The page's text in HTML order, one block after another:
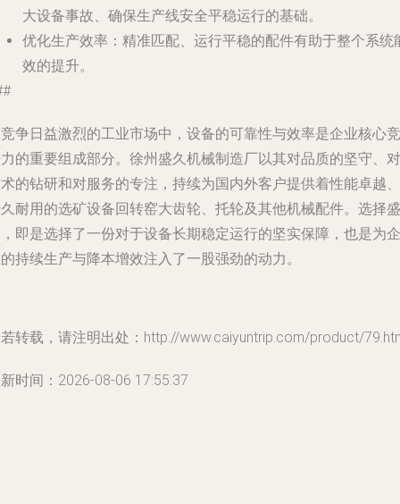
大设备事故、确保生产线安全平稳运行的基础。
优化生产效率 ：精准匹配、运行平稳的配件有助于整个系统
效的提升。
争日益激烈的工业市场中，设备的可靠性与效率是企业核心竞
的重要组成部分。徐州盛久机械制造厂以其对品质的坚守、对
的钻研和对服务的专注，持续为国内外客户提供着性能卓越、
耐用的选矿设备回转窑大齿轮、托轮及其他机械配件。选择盛
即是选择了一份对于设备长期稳定运行的坚实保障，也是为企
持续生产与降本增效注入了一股强劲的动力。
转载，请注明出处：http://www.caiyuntrip.com/product/
时间：2026-08-06 17:55:37